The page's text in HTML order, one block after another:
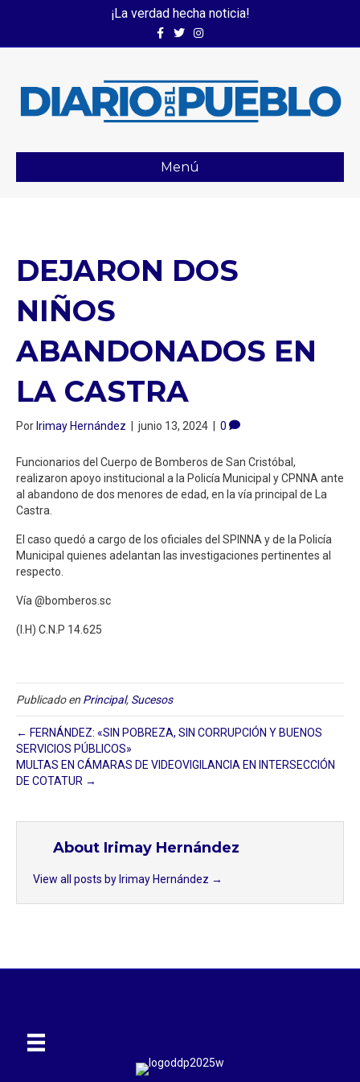
¡La verdad hecha noticia!
FacebookTwitterInstagram
Menú
DEJARON DOS
NIÑOS
ABANDONADOS EN
LA CASTRA
PorIrimay Hernández | junio 13, 2024 | 0
Funcionarios del Cuerpo de Bomberos de San Cristóbal,
realizaron apoyo institucional a la Policía Municipal y CPNNA ante
al abandono de dos menores de edad, en la vía principal de La
Castra.
El caso quedó a cargo de los oficiales del SPINNA y de la Policía
Municipal quienes adelantan las investigaciones pertinentes al
respecto.
Vía @bomberos.sc
(I.H) C.N.P 14.625
Publicado en Principal, Sucesos
← FERNÁNDEZ: «SIN POBREZA, SIN CORRUPCIÓN Y BUENOS
SERVICIOS PÚBLICOS»
MULTAS EN CÁMARAS DE VIDEOVIGILANCIA EN INTERSECCIÓN
DE COTATUR →
About Irimay Hernández
View all posts by Irimay Hernández →